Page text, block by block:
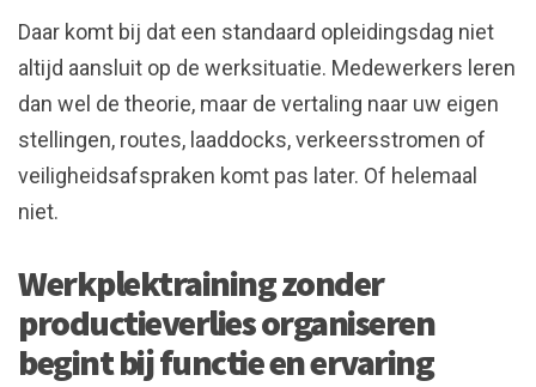
Daar komt bij dat een standaard opleidingsdag niet
altijd aansluit op de werksituatie. Medewerkers leren
dan wel de theorie, maar de vertaling naar uw eigen
stellingen, routes, laaddocks, verkeersstromen of
veiligheidsafspraken komt pas later. Of helemaal
niet.
Werkplektraining zonder
productieverlies organiseren
begint bij functie en ervaring